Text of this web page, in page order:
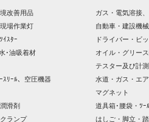
改善用品 ガス・電気溶接
場作業灯 自動車・建設機
ｲｽﾀｰ ドライバー・ビ
･油吸着材 オイル・グリー
テスター及び計
ｽﾘｰﾙ、空圧機器 水道・ガス・エ
マグネット
滑剤 道具箱･腰袋・ﾂｰ
ランプ はしご・脚立・